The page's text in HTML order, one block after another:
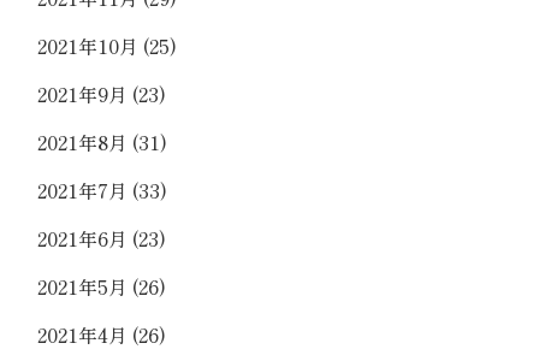
2021年10月 (25)
2021年9月 (23)
2021年8月 (31)
2021年7月 (33)
2021年6月 (23)
2021年5月 (26)
2021年4月 (26)